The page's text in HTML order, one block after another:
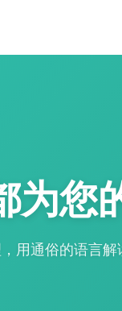
为您
用通俗的语言解